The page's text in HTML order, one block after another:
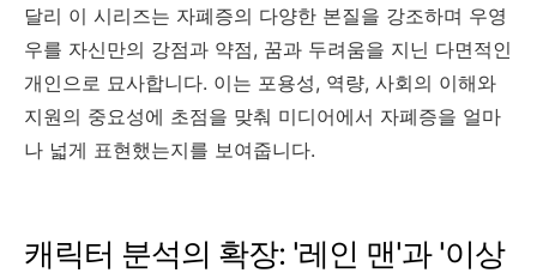
달리 이 시리즈는 자폐증의 다양한 본질을 강조하며 우영
우를 자신만의 강점과 약점, 꿈과 두려움을 지닌 다면적인
개인으로 묘사합니다. 이는 포용성, 역량, 사회의 이해와
지원의 중요성에 초점을 맞춰 미디어에서 자폐증을 얼마
나 넓게 표현했는지를 보여줍니다.
캐릭터 분석의 확장: '레인 맨'과 '이상